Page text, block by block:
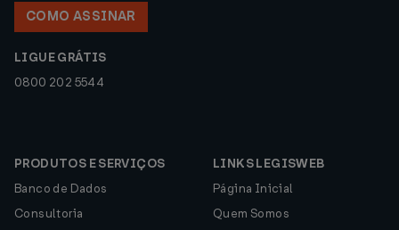
COMO ASSINAR
LIGUE GRÁTIS
0800 202 5544
PRODUTOS E SERVIÇOS
Banco de Dados
Consultoria
LINKS LEGISWEB
Página Inicial
Quem Somos